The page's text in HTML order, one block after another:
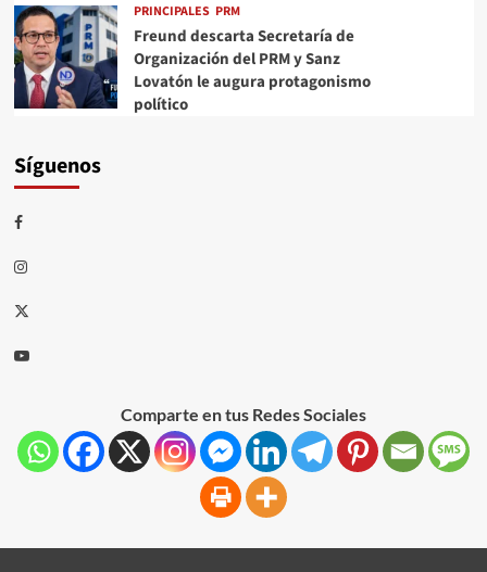
PRINCIPALES PRM
Freund descarta Secretaría de
Organización del PRM y Sanz
Lovatón le augura protagonismo
político
Síguenos
Comparte en tus Redes Sociales